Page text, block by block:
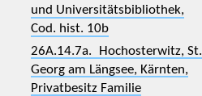
und Universitätsbibliothek,
Cod. hist. 10b
26A.14.7a. Hochosterwitz, St.
Georg am Längsee, Kärnten,
Privatbesitz Familie